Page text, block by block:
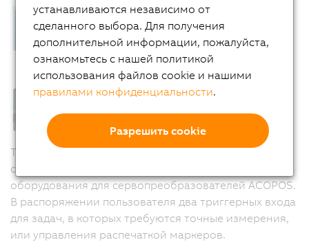
Точки ввода/вывода, необходимые для работы
сервооси, являются частью стандартного
оборудования для сервопреобразователей ACOPOS.
В распоряжении пользователя два триггерных входа
для задач, в которых требуются точные измерения,
или управления распечаткой маркеров.
устанавливаются независимо от
сделанного выбора. Для получения
дополнительной информации, пожалуйста,
ознакомьтесь с нашей политикой
использования файлов cookie и нашими
правилами конфиденциальности.
Разрешить cookie